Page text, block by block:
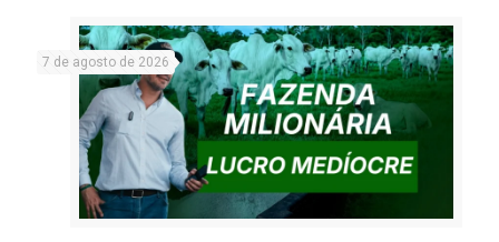
7 de agosto de 2026